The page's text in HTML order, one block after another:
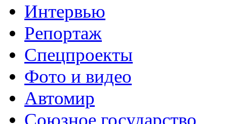
Интервью
Репортаж
Спецпроекты
Фото и видео
Автомир
Союзное государство